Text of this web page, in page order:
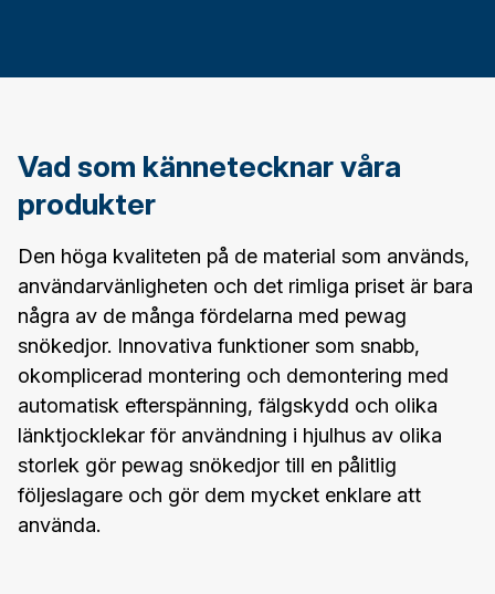
Vad som kännetecknar våra
produkter
Den höga kvaliteten på de material som används,
användarvänligheten och det rimliga priset är bara
några av de många fördelarna med pewag
snökedjor. Innovativa funktioner som snabb,
okomplicerad montering och demontering med
automatisk efterspänning, fälgskydd och olika
länktjocklekar för användning i hjulhus av olika
storlek gör pewag snökedjor till en pålitlig
följeslagare och gör dem mycket enklare att
använda.